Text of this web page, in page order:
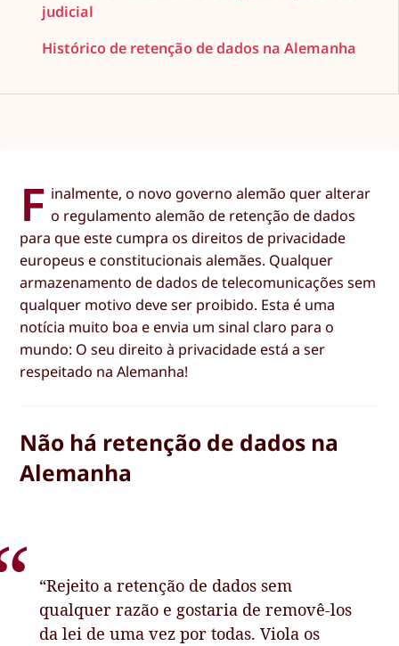
judicial
Histórico de retenção de dados na Alemanha
F inalmente, o novo governo alemão quer alterar
o regulamento alemão de retenção de dados
para que este cumpra os direitos de privacidade
europeus e constitucionais alemães. Qualquer
armazenamento de dados de telecomunicações sem
qualquer motivo deve ser proibido. Esta é uma
notícia muito boa e envia um sinal claro para o
mundo: O seu direito à privacidade está a ser
respeitado na Alemanha!
Não há retenção de dados na
Alemanha
“Rejeito a retenção de dados sem
qualquer razão e gostaria de removê-los
da lei de uma vez por todas. Viola os